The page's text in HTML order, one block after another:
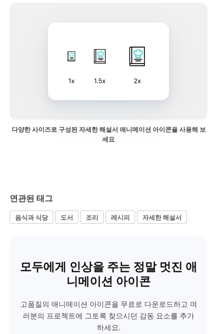
1x 1.5x 2x
다양한 사이즈로 구성된 자세한 해설서 애니메이션 아이콘을 사용해 보
세요
연관된 태그
음식과 식당 도서 조리 레시피 자세한 해설서
모두에게 인상을 주는 정말 멋진 애
니메이션 아이콘
고품질의 애니메이션 아이콘을 무료로 다운로드하고 여
러분의 프로젝트에 그토록 찾으시던 감동 요소를 추가
하세요.